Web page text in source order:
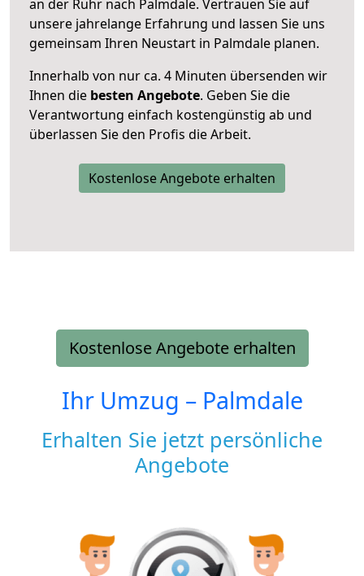
an der Ruhr nach Palmdale. Vertrauen Sie auf
unsere jahrelange Erfahrung und lassen Sie uns
gemeinsam Ihren Neustart in Palmdale planen.
Innerhalb von nur ca. 4 Minuten übersenden wir
Ihnen die besten Angebote. Geben Sie die
Verantwortung einfach kostengünstig ab und
überlassen Sie den Profis die Arbeit.
Kostenlose Angebote erhalten
Kostenlose Angebote erhalten
Ihr Umzug – Palmdale
Erhalten Sie jetzt persönliche
Angebote